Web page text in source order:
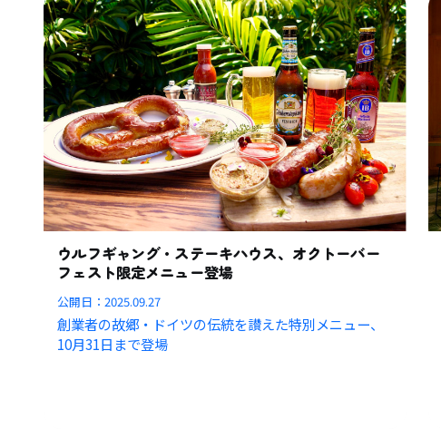
ウルフギャング・ステーキハウス、オクトーバー
フェスト限定メニュー登場
公開日：2025.09.27
創業者の故郷・ドイツの伝統を讃えた特別メニュー、
10月31日まで登場